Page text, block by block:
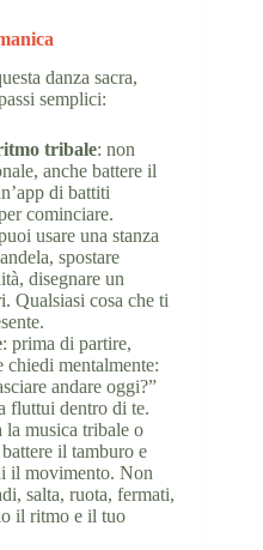
danza sacra,
semplici:
tribale: non
anche battere il
di battiti
cominciare.
usare una stanza
spostare
disegnare un
Qualsiasi cosa che ti
: prima di partire,
mentalmente:
andare oggi?”
fluttui dentro di te.
la musica tribale o
il tamburo e
il movimento. Non
salta, ruota, fermati,
il ritmo e il tuo